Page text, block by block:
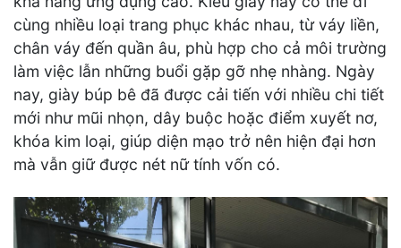
cùng nhiều loại trang phục khác nhau, từ váy liền,
chân váy đến quần âu, phù hợp cho cả môi trường
làm việc lẫn những buổi gặp gỡ nhẹ nhàng. Ngày
nay, giày búp bê đã được cải tiến với nhiều chi tiết
mới như mũi nhọn, dây buộc hoặc điểm xuyết nơ,
khóa kim loại, giúp diện mạo trở nên hiện đại hơn
mà vẫn giữ được nét nữ tính vốn có.